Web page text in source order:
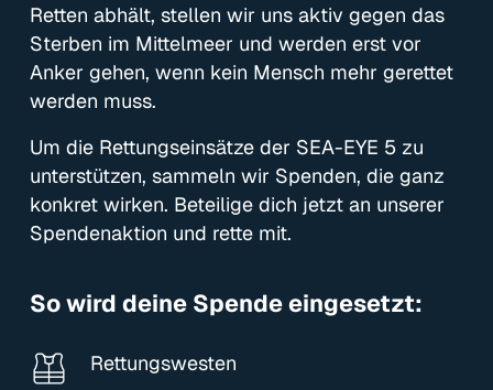
Retten abhält, stellen wir uns aktiv gegen das
Sterben im Mittelmeer und werden erst vor
Anker gehen, wenn kein Mensch mehr gerettet
werden muss.
Um die Rettungseinsätze der SEA-EYE 5 zu
unterstützen, sammeln wir Spenden, die ganz
konkret wirken. Beteilige dich jetzt an unserer
Spendenaktion und rette mit.
So wird deine Spende eingesetzt:
Rettungswesten